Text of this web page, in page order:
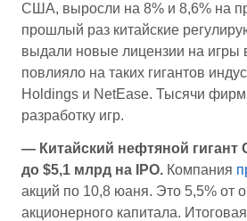
США, выросли на 8% и 8,6% на
прошлый раз китайские
выдали новые лицензии на игры
повлияло на таких гигантов
Holdings и NetEase. Тысячи фирм
разработку игр.
— Китайский нефтяной гигант
до $5,1 млрд на IPO. Компания
акций по 10,8 юаня. Это 5,5% от
акционерного капитала.